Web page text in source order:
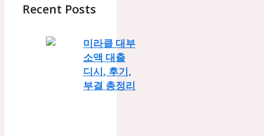
Recent Posts
미라클 대부
소액 대출
디시, 후기,
부결 총정리